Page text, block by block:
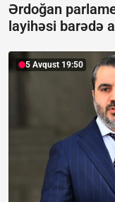
Ərdoğan
layihəsi barədə
5 Avqust 19:50